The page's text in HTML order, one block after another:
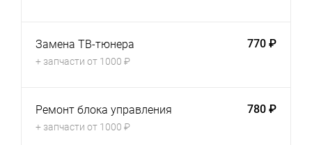
Замена ТВ-тюнера
+ запчасти от 1000 ₽
770 ₽
Ремонт блока управления
+ запчасти от 1000 ₽
780 ₽